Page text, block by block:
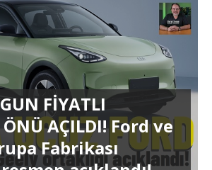
FİYATLI
ÖNÜ AÇILDI! Ford ve
Fabrikası